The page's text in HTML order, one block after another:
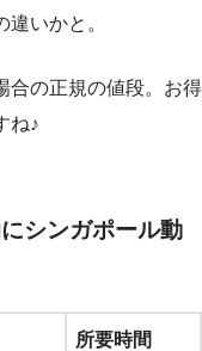
いかと。
合の正規の値段。お得
ね♪
シンガポール動
所要時間